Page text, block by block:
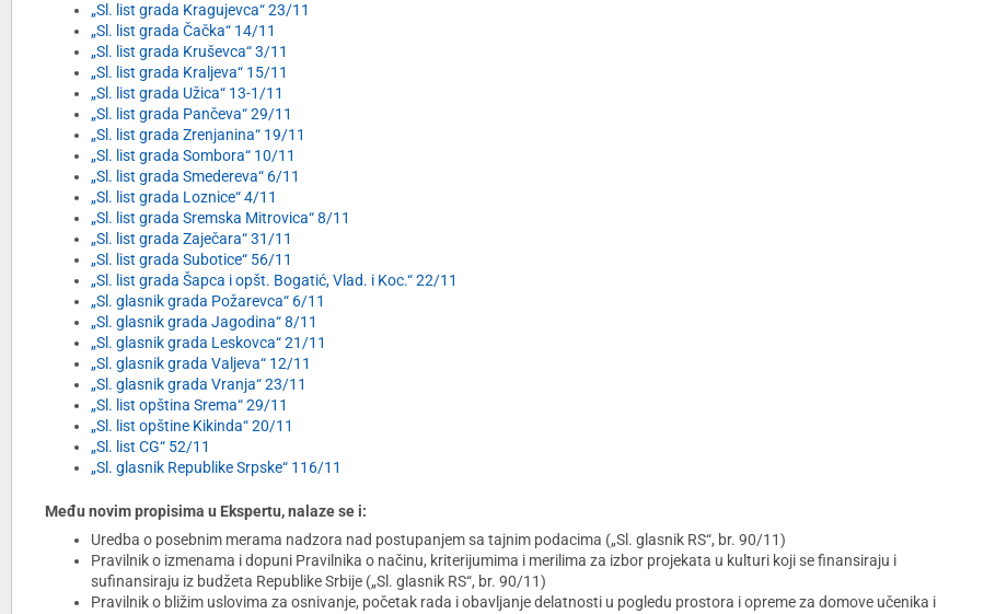
„Sl. list grada Kragujevca“ 23/11
„Sl. list grada Čačka“ 14/11
„Sl. list grada Kruševca“ 3/11
„Sl. list grada Kraljeva“ 15/11
„Sl. list grada Užica“ 13-1/11
„Sl. list grada Pančeva“ 29/11
„Sl. list grada Zrenjanina“ 19/11
„Sl. list grada Sombora“ 10/11
„Sl. list grada Smedereva“ 6/11
„Sl. list grada Loznice“ 4/11
„Sl. list grada Sremska Mitrovica“ 8/11
„Sl. list grada Zaječara“ 31/11
„Sl. list grada Subotice“ 56/11
„Sl. list grada Šapca i opšt. Bogatić, Vlad. i Koc.“ 22/11
„Sl. glasnik grada Požarevca“ 6/11
„Sl. glasnik grada Jagodina“ 8/11
„Sl. glasnik grada Leskovca“ 21/11
„Sl. glasnik grada Valjeva“ 12/11
„Sl. glasnik grada Vranja“ 23/11
„Sl. list opština Srema“ 29/11
„Sl. list opštine Kikinda“ 20/11
„Sl. list CG“ 52/11
„Sl. glasnik Republike Srpske“ 116/11
Među novim propisima u Ekspertu, nalaze se i:
Uredba o posebnim merama nadzora nad postupanjem sa tajnim podacima („Sl. glasnik RS“, br. 90/11)
Pravilnik o izmenama i dopuni Pravilnika o načinu, kriterijumima i merilima za izbor projekata u kulturi koji se finansiraju i
sufinansiraju iz budžeta Republike Srbije („Sl. glasnik RS“, br. 90/11)
Pravilnik o bližim uslovima za osnivanje, početak rada i obavljanje delatnosti u pogledu prostora i opreme za domove učenika i